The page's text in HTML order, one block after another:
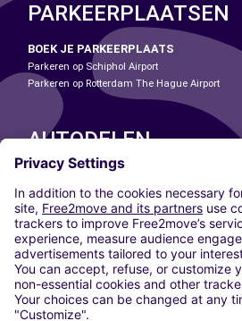
PARKEERPLAATSEN
BOEK JE PARKEERPLAATS
Parkeren op Schiphol Airport
Parkeren op Rotterdam The Hague Airport
AUTODELEN
ONZE STEDEN
Paris
Madrid
Washington DC
Milaan
Rome
Turijn
Wenen
Berlijn